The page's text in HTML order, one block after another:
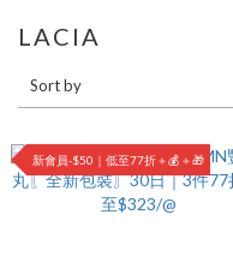
LACIA
Sort by
新會員-$50｜低至77折＋💰＋🎁